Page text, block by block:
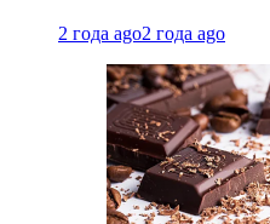
2 года ago2 года ago